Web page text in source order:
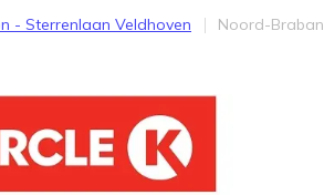
- Sterrenlaan Veldhoven Provincie
Noord-